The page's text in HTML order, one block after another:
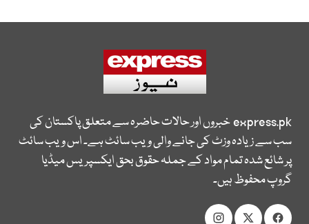
express.pkخبروں اور حالات حاضرہ سے متعلق پاکستان کی
سب سے زیادہ وزٹ کی جانے والی ویب سائٹ ہے۔ اس ویب سائٹ
پر شائع شدہ تمام مواد کے جملہ حقوق بحق ایکسپریس میڈیا
گروپ محفوظ ہیں۔